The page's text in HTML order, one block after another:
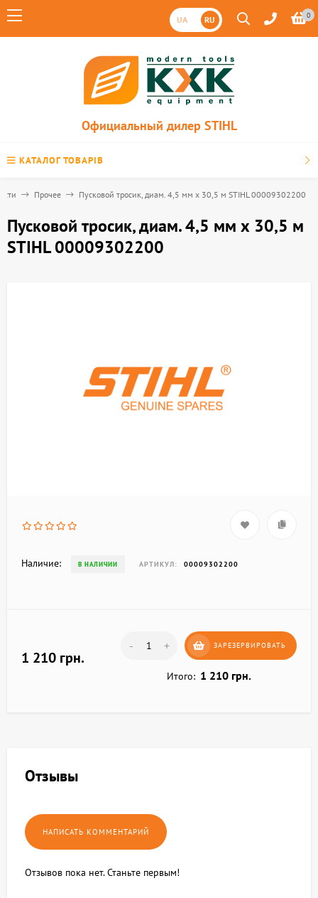
UA RU 0
Официальный дилер STIHL
КАТАЛОГ ТОВАРІВ
Прочее Пусковой тросик, диам. 4,5 мм х 30,5 м STIHL 00009302200
Пусковой тросик, диам. 4,5 мм х 30,5 м
STIHL 00009302200
Наличие: В НАЛИЧИИ АРТИКУЛ: 00009302200
1 210 грн.
- + ЗАРЕЗЕРВИРОВАТЬ
Итого: 1 210 грн.
Отзывы
Отзывов пока нет. Станьте первым!